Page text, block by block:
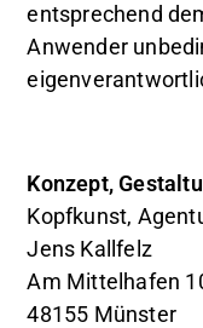
entsprechend
Anwender
Konzept,
Kopfkunst,
Jens Kallfelz
Am Mittelhafen
48155 Münster